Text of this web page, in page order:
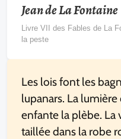
Jean de La Fontaine
Livre VII des Fables de La
la peste
Les lois font les
lupanars. La
enfante la plèbe. La
taillée dans la robe